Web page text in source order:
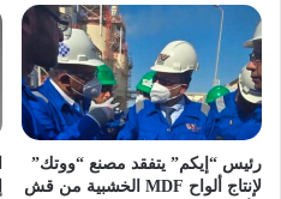
رئيس “إيكم” يتفقد مصنع “ووتك”
لإنتاج ألواح MDF الخشبية من قش